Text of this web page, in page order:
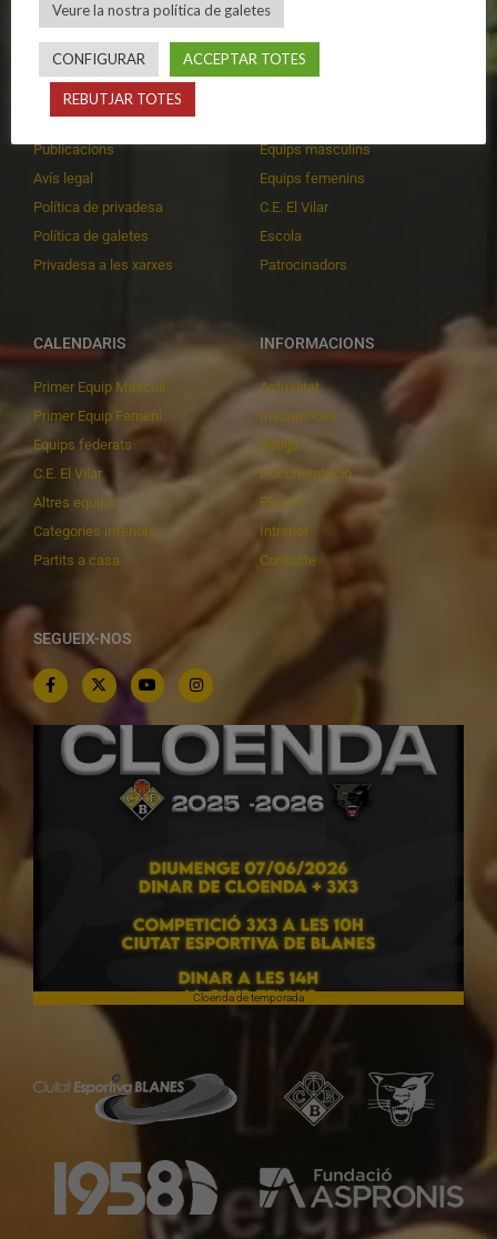
CLUB
Història
Organització
Publicacions
Avís legal
Política de privadesa
Política de galetes
Privadesa a les xarxes
EQUIPS
Equips masculins
Equips femenins
C.E. El Vilar
Escola
Patrocinadors
CALENDARIS
Primer Equip Masculí
Primer Equip Femení
Equips federats
C.E. El Vilar
Altres equips
Categories inferiors
Partits a casa
INFORMACIONS
Actualitat
Inscripcions
Botiga
Documentació
Playoff
Intranet
Contacte
SEGUEIX-NOS
Cloenda de temporada
Veure la nostra política de galetes
CONFIGURAR ACCEPTAR TOTES
REBUTJAR TOTES